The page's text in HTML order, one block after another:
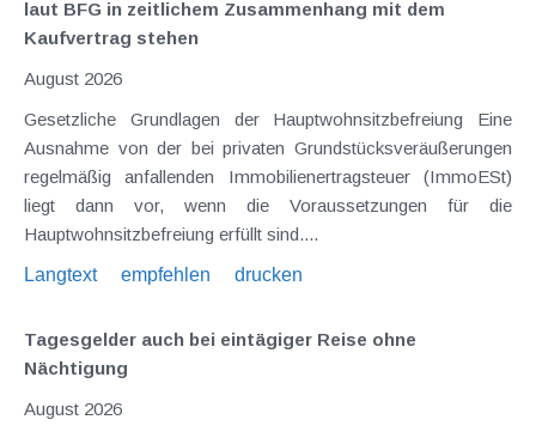
laut BFG in zeitlichem Zusammenhang mit dem
Kaufvertrag stehen
August 2026
Gesetzliche Grundlagen der Hauptwohnsitzbefreiung Eine
Ausnahme von der bei privaten Grundstücksveräußerungen
regelmäßig anfallenden Immobilienertragsteuer (ImmoESt)
liegt dann vor, wenn die Voraussetzungen für die
Hauptwohnsitzbefreiung erfüllt sind....
Langtext
empfehlen drucken
Tagesgelder auch bei eintägiger Reise ohne
Nächtigung
August 2026